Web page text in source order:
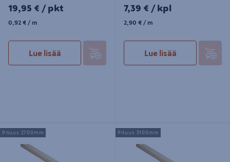
19,95€/pkt
19,95 € / pkt
0,92€/m
0,92 € / m
Lue lisää
7,39€/kpl
7,39 € / kpl
2,90€/m
2,90 € / m
Lue lisää
Rima PROF 48x48x2700
mitallistettu 4kpl
Pituus 2700mm
Rima PROF 48x48x5100
mitallistettu
Pituus 5100mm